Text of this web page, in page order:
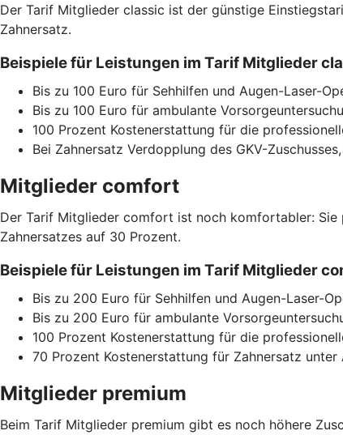
Der Tarif Mitglieder classic ist der günstige
Zahnersatz.
Beispiele für Leistungen im Tarif Mitglieder
Bis zu 100 Euro für Sehhilfen und Augen-Laser-
Bis zu 100 Euro für ambulante
100 Prozent Kostenerstattung für die
Bei Zahnersatz Verdopplung des GKV-
Mitglieder comfort
Der Tarif Mitglieder comfort ist noch komfortabler: Sie
Zahnersatzes auf 30 Prozent.
Beispiele für Leistungen im Tarif Mitglieder
Bis zu 200 Euro für Sehhilfen und Augen-Laser-
Bis zu 200 Euro für ambulante
100 Prozent Kostenerstattung für die
70 Prozent Kostenerstattung für Zahnersatz unter
Mitglieder premium
Beim Tarif Mitglieder premium gibt es noch höhere